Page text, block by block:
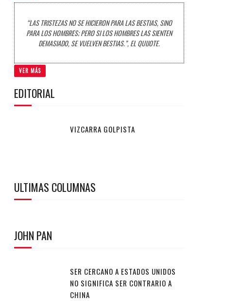
“LAS TRISTEZAS NO SE HICIERON PARA LAS BESTIAS, SINO
PARA LOS HOMBRES; PERO SI LOS HOMBRES LAS SIENTEN
DEMASIADO, SE VUELVEN BESTIAS.”, EL QUIJOTE.
VER MÁS
EDITORIAL
VIZCARRA GOLPISTA
ULTIMAS COLUMNAS
JOHN PAN
SER CERCANO A ESTADOS UNIDOS
NO SIGNIFICA SER CONTRARIO A
CHINA